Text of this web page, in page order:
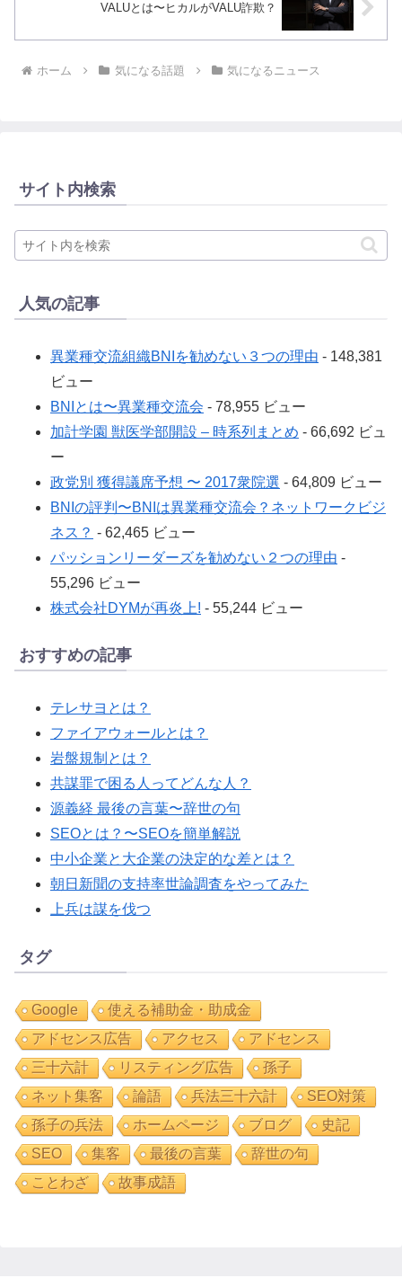
VALUとは〜ヒカルがVALU詐欺？
ホーム 気になる話題 気になるニュース
サイト内検索
人気の記事
異業種交流組織BNIを勧めない３つの理由 - 148,381
ビュー
BNIとは〜異業種交流会 - 78,955 ビュー
加計学園 獣医学部開設 – 時系列まとめ - 66,692 ビュ
ー
政党別 獲得議席予想 〜 2017衆院選 - 64,809 ビュー
BNIの評判〜BNIは異業種交流会？ネットワークビジ
ネス？ - 62,465 ビュー
パッションリーダーズを勧めない２つの理由 -
55,296 ビュー
株式会社DYMが再炎上! - 55,244 ビュー
おすすめの記事
テレサヨとは？
ファイアウォールとは？
岩盤規制とは？
共謀罪で困る人ってどんな人？
源義経 最後の言葉〜辞世の句
SEOとは？〜SEOを簡単解説
中小企業と大企業の決定的な差とは？
朝日新聞の支持率世論調査をやってみた
上兵は謀を伐つ
タグ
Google
使える補助金・助成金
アドセンス広告
アクセス
アドセンス
三十六計
リスティング広告
孫子
ネット集客
論語 兵法三十六計
SEO対策
孫子の兵法
ホームページ ブログ
史記
SEO
集客 最後の言葉
辞世の句
ことわざ
故事成語